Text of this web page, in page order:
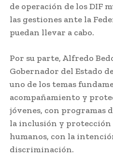
de operación de los DIF
las gestiones ante la
puedan llevar a cabo.
Por su parte, Alfredo
Gobernador del Estado
uno de los temas
acompañamiento y
jóvenes, con programas
la inclusión y protección
humanos, con la
discriminación.